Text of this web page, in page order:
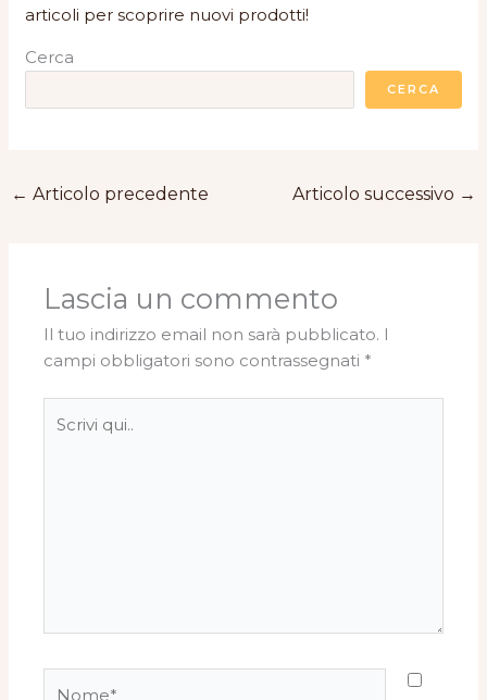
articoli per scoprire nuovi prodotti!
Cerca
CERCA
← Articolo precedente Articolo successivo →
Lascia un commento
Il tuo indirizzo email non sarà pubblicato. I
campi obbligatori sono contrassegnati *
qui..